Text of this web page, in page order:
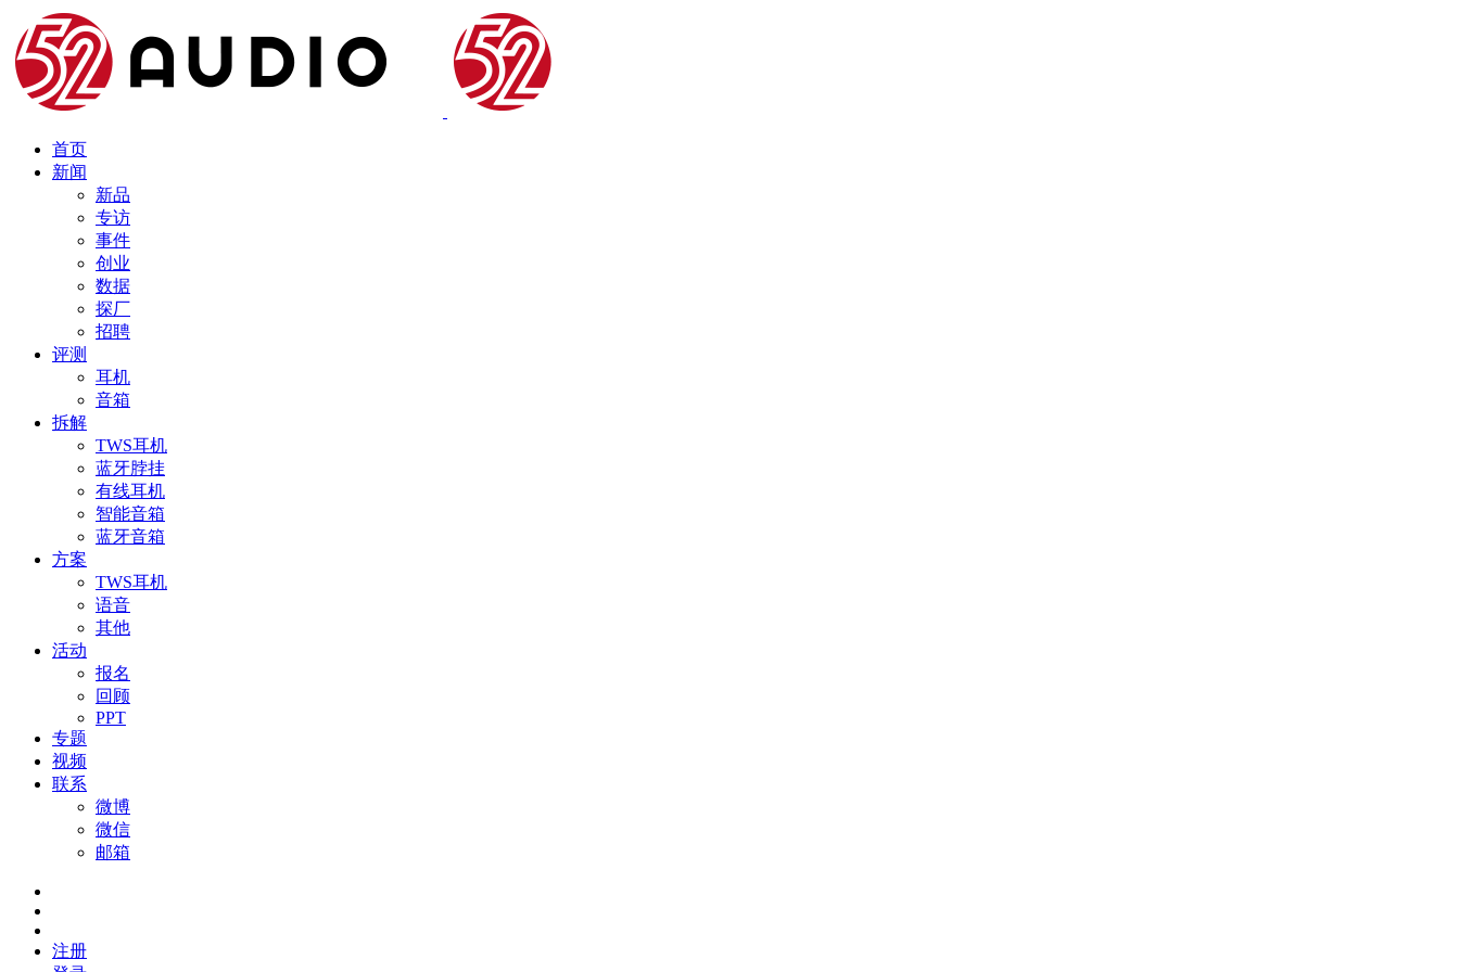
首页
新闻
新品
专访
事件
创业
数据
探厂
招聘
评测
耳机
音箱
拆解
TWS耳机
蓝牙脖挂
有线耳机
智能音箱
蓝牙音箱
方案
TWS耳机
语音
其他
活动
报名
回顾
PPT
专题
视频
联系
微博
微信
邮箱
注册